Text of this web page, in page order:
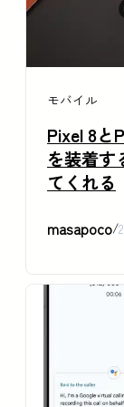
モバイル
Pixel 8と
を装着す
てくれる
masapoco/